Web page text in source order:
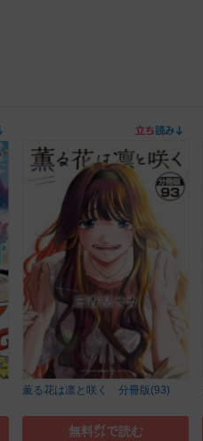
薫る花は凛と咲く 分冊版(93)
無料㌽で読む